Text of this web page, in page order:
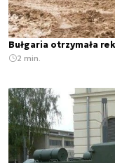
Bułgaria otrzymała
2 min.